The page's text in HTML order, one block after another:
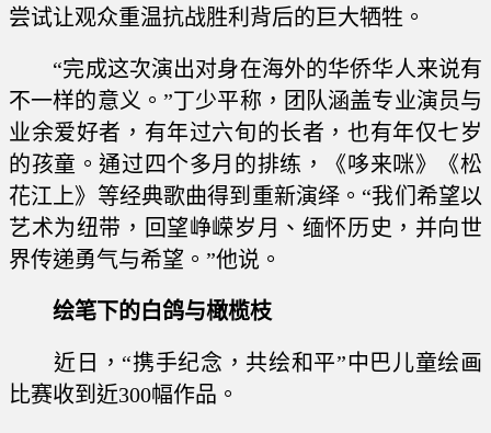
尝试让观众重温抗战胜利背后的巨大牺牲。
“完成这次演出对身在海外的华侨华人来说有
不一样的意义。”丁少平称，团队涵盖专业演员与
业余爱好者，有年过六旬的长者，也有年仅七岁
的孩童。通过四个多月的排练，《哆来咪》《松
花江上》等经典歌曲得到重新演绎。“我们希望以
艺术为纽带，回望峥嵘岁月、缅怀历史，并向世
界传递勇气与希望。”他说。
绘笔下的白鸽与橄榄枝
近日，“携手纪念，共绘和平”中巴儿童绘画
比赛收到近300幅作品。